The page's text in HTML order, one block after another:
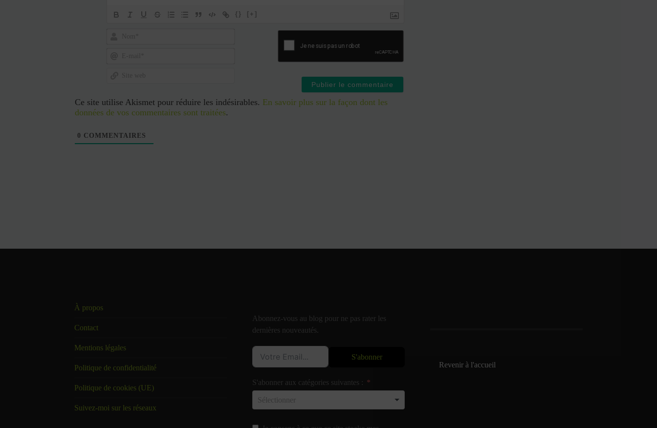
{} [+]
web
Ce site utilise Akismet pour réduire les indésirables. En savoir plus sur la façon dont les
données de vos commentaires sont traitées.
0 COMMENTAIRES
À propos
Contact
Mentions légales
Politique de confidentialité
Politique de cookies (UE)
Suivez-moi sur les réseaux
Abonnez-vous au blog pour ne pas rater les
dernières nouveautés.
S'abonner
S'abonner aux catégories suivantes :
Revenir à l'accueil